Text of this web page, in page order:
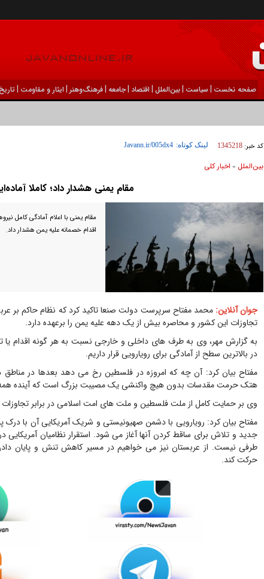
صفحه نخست | سیاست |بين‌الملل | اقتصاد |جامعه |فرهنگ‌و‌هنر | ایثار و مقاومت |
کد خبر: 1345218 لینک کوتاه:
بين‌الملل » اخبار كلی
مقام یمنی هشدار داد؛ کاملا
مقام یمنی با اعلام آمادگی کامل
اقدام خصمانه علیه یمن هشدار داد.
جوان آنلاین: محمد مفتاح سرپرست دولت صنعا تاکید کرد که نظام حاکم بر
تجاوزات این کشور و محاصره بیش از یک دهه علیه یمن را برعهده دارد.
به گزارش مهر، وی به طرف های داخلی و خارجی نسبت به هر گونه اقدام یا
در بالاترین سطح از آمادگی برای رویارویی قرار داریم.
مفتاح بیان کرد: آن چه که امروزه در فلسطین رخ می دهد بعدها در مناطق
هتک حرمت مقدسات بدون هیچ واکنشی یک مصیبت بزرگ است که آینده همه
وی بر حمایت کامل از ملت فلسطین و ملت های امت اسلامی در برابر تجاوزات
مفتاح بیان کرد: رویارویی با دشمن صهیونیستی و شریک آمریکایی آن با درک
جدید و تلاش برای ساقط کردن آنها آغاز می شود. استقرار نظامیان
طرفی نیست. از عربستان نیز می خواهیم در مسیر کاهش تنش و پایان
حرکت کند.